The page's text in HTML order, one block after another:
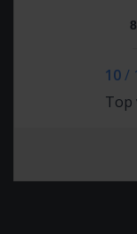
10/
Top